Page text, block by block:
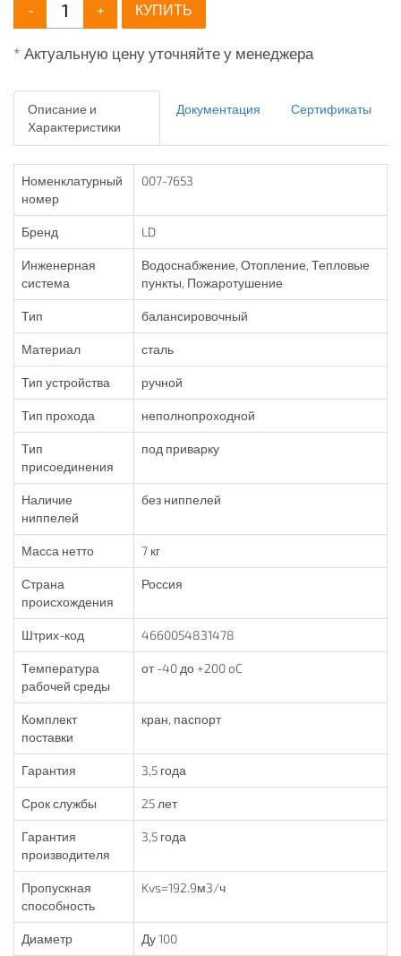
- + КУПИТЬ
* Актуальную цену уточняйте у менеджера
Описание и
Характеристики
Документация Сертификаты
Номенклатурный
номер
007-7653
Бренд LD
Инженерная
система
Водоснабжение, Отопление, Тепловые
пункты, Пожаротушение
Тип балансировочный
Материал сталь
Тип устройства ручной
Тип прохода неполнопроходной
Тип
присоединения
под приварку
Наличие
ниппелей
без ниппелей
Масса нетто 7 кг
Страна
происхождения
Россия
Штрих-код 4660054831478
Температура
рабочей среды
от -40 до +200 oC
Комплект
поставки
кран, паспорт
Гарантия 3,5 года
Срок службы 25 лет
Гарантия
производителя
3,5 года
Пропускная
способность
Kvs=192.9м3/ч
Диаметр Ду 100